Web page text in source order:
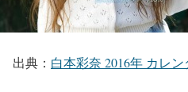
出典： 白本彩奈 2016年 カレ